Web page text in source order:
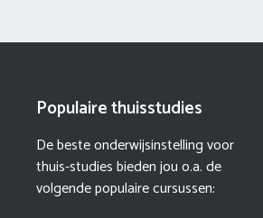
Populaire thuisstudies
De beste onderwijsinstelling voor
thuis-studies bieden jou o.a. de
volgende populaire cursussen: